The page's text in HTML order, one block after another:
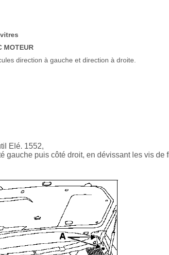
MOTEUR
direction à gauche et direction à droite.
Elé. 1552,
gauche puis côté droit, en dévissant les vis de